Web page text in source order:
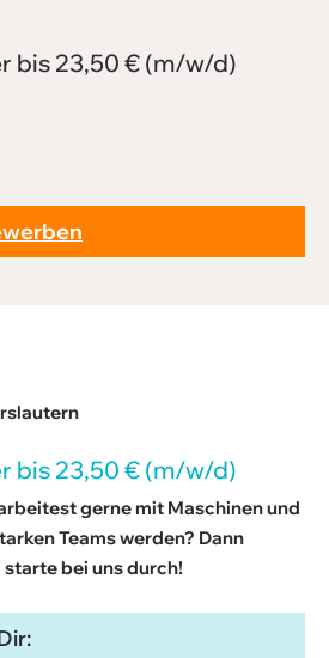
bis 23,50 € (m/w/d)
bis 23,50 € (m/w/d)
gerne mit Maschinen und
Teams werden? Dann
bei uns durch!